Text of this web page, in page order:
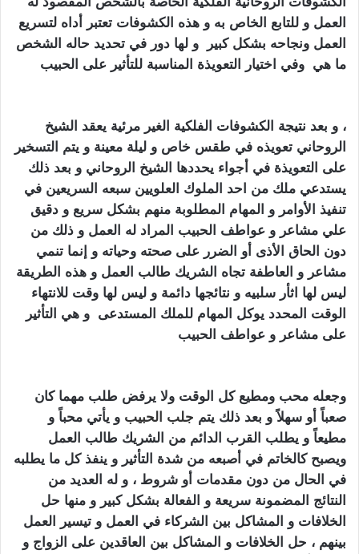
العمل و للتابع الخاص به و هذه الكشوفات تعتبر أداه لتسريع
العمل ونجاحه بشكل كبير و لها دور في تحديد حاله الشخص
ما هي وفي اختيار التعويذة المناسبة للتأثير على الحبيب
، و بعد نتيجة الكشوفات الفلكية الغير مرئية يعقد الشيخ
الروحاني تعويذه في طقس خاص و ليلة معينة و يتم التسخير
على التعويذة في أجواء يحددها الشيخ الروحاني و بعد ذلك
يستدعي ملك من احد الملوك العلويين سبعه السريعين في
تنفيذ الأوامر و المهام المطلوبة منهم بشكل سريع و دقيق
علي مشاعر و عواطف الحبيب المراد له العمل و ذلك من
دون الحاق الأذى أو الضرر على صحته وحياته و إنما تنمي
مشاعر و العاطفة تجاه الشريك طالب العمل و هذه الطريقة
ليس لها اثأر سلبيه و نتائجها دائمة و ليس لها وقت للانتهاء
الوقت المحدد يوكل المهام للملك المستدعى و هي التأثير
على مشاعر و عواطف الحبيب
وجعله محب ومطيع كل الوقت ولا يرفض طلب مهما كان
صعباً أو سهلاً و بعد ذلك يتم جلب الحبيب و يأتي محباً و
مطيعاً و يطلب القرب الدائم من الشريك طالب العمل
ويصبح كالخاتم في أصبعه من شدة التأثير و ينفذ كل ما يطلبه
في الحال من دون مقدمات أو شروط ، و له العديد من
النتائج المضمونة سريعة و الفعالة بشكل كبير و منها حل
الخلافات و المشاكل بين الشركاء في العمل و تيسير العمل
بينهم ، حل الخلافات و المشاكل بين العاقدين على الزواج و